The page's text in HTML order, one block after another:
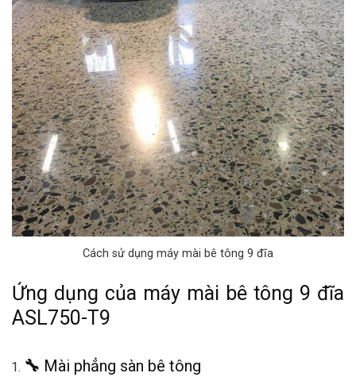
Cách sử dụng máy mài bê tông 9 đĩa
Ứng dụng của máy mài bê tông 9 đĩa
ASL750-T9
🔧 Mài phẳng sàn bê tông